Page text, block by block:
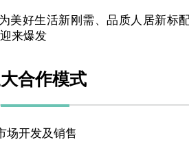
美好生活新刚需、品质人居新标
来爆发
合作模式
场开发及销售